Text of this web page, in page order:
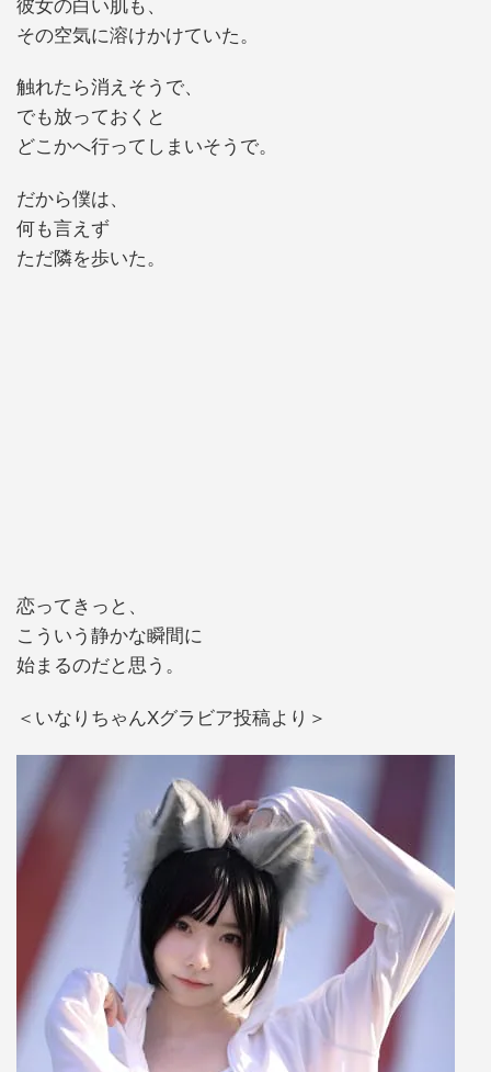
彼女の白い肌も、
その空気に溶けかけていた。
触れたら消えそうで、
でも放っておくと
どこかへ行ってしまいそうで。
だから僕は、
何も言えず
ただ隣を歩いた。
恋ってきっと、
こういう静かな瞬間に
始まるのだと思う。
＜いなりちゃんXグラビア投稿より＞